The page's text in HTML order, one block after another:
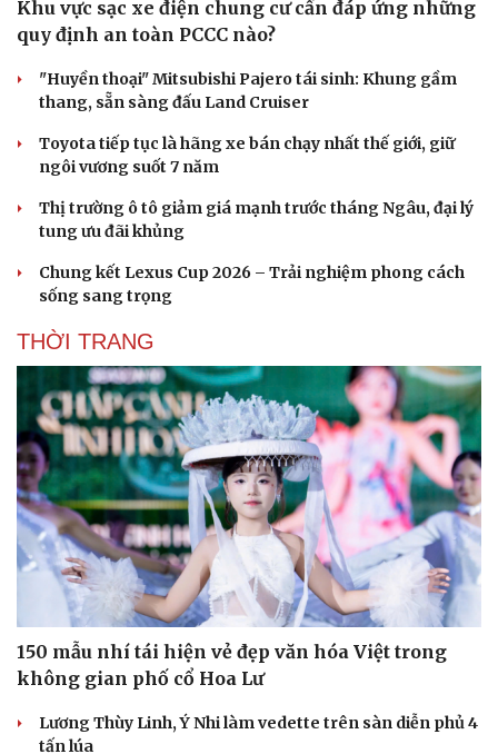
Khu vực sạc xe điện chung cư cần đáp ứng những
quy định an toàn PCCC nào?
"Huyền thoại" Mitsubishi Pajero tái sinh: Khung gầm
thang, sẵn sàng đấu Land Cruiser
Toyota tiếp tục là hãng xe bán chạy nhất thế giới, giữ
ngôi vương suốt 7 năm
Thị trường ô tô giảm giá mạnh trước tháng Ngâu, đại lý
tung ưu đãi khủng
Chung kết Lexus Cup 2026 – Trải nghiệm phong cách
sống sang trọng
THỜI TRANG
150 mẫu nhí tái hiện vẻ đẹp văn hóa Việt trong
không gian phố cổ Hoa Lư
Lương Thùy Linh, Ý Nhi làm vedette trên sàn diễn phủ 4
tấn lúa